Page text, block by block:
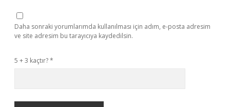
Daha sonraki yorumlarımda kullanılması için adım, e-posta adresim
ve site adresim bu tarayıcıya kaydedilsin.
5 + 3 kaçtır?*